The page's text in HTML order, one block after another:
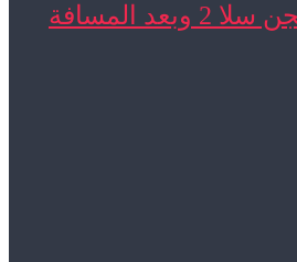
بين قضبان سجن سلا 2 وبعد المسافة